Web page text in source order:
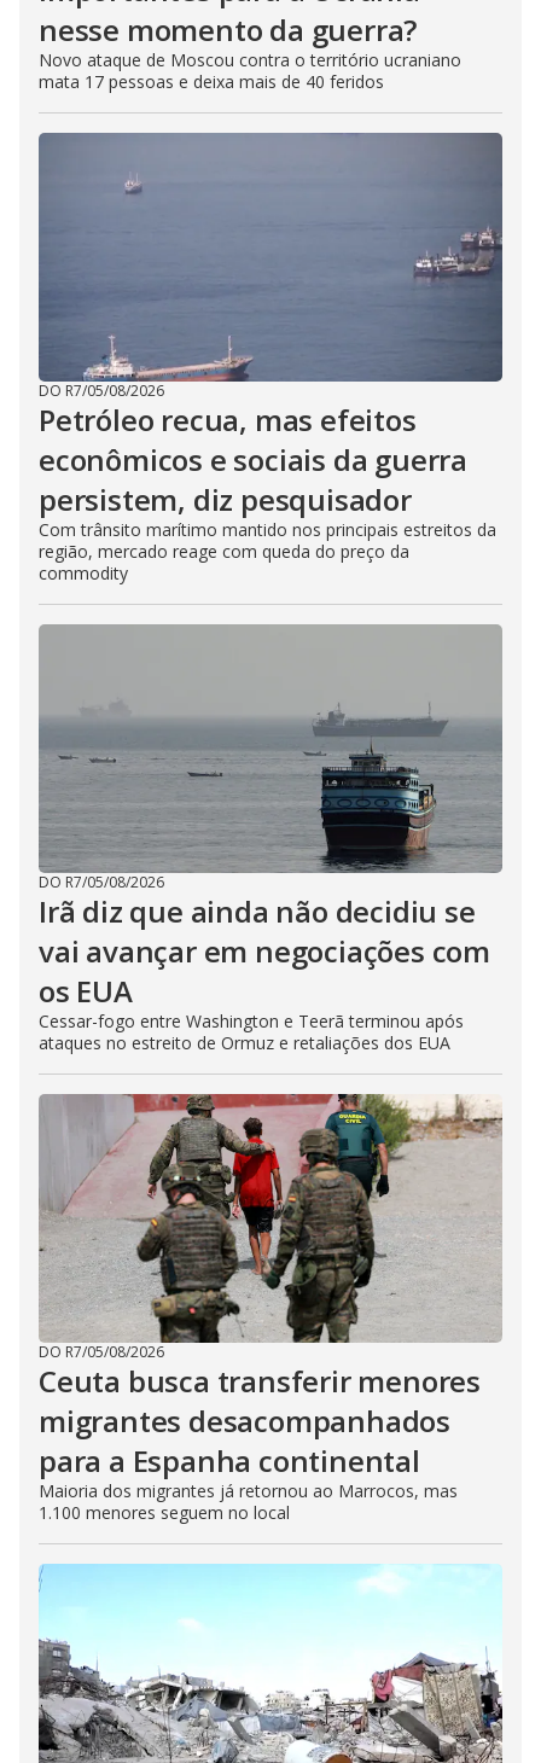
nesse momento da guerra?
Novo ataque de Moscou contra o território ucraniano
mata 17 pessoas e deixa mais de 40 feridos
DO R7/05/08/2026
Petróleo recua, mas efeitos
econômicos e sociais da guerra
persistem, diz pesquisador
Com trânsito marítimo mantido nos principais estreitos da
região, mercado reage com queda do preço da
commodity
DO R7/05/08/2026
Irã diz que ainda não decidiu se
vai avançar em negociações com
os EUA
Cessar-fogo entre Washington e Teerã terminou após
ataques no estreito de Ormuz e retaliações dos EUA
DO R7/05/08/2026
Ceuta busca transferir menores
migrantes desacompanhados
para a Espanha continental
Maioria dos migrantes já retornou ao Marrocos, mas
1.100 menores seguem no local